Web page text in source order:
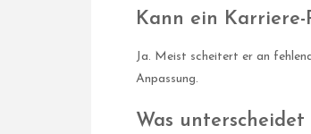
Kann ein Karriere-
Ja. Meist scheitert er an
Anpassung.
Was unterscheidet